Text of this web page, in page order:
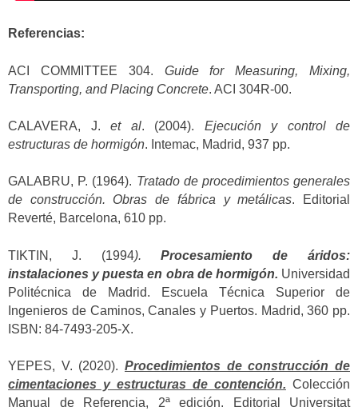
Referencias:
ACI COMMITTEE 304. Guide for Measuring, Mixing,
Transporting, and Placing Concrete. ACI 304R-00.
CALAVERA, J. et al. (2004). Ejecución y control de
estructuras de hormigón. Intemac, Madrid, 937 pp.
GALABRU, P. (1964). Tratado de procedimientos generales
de construcción. Obras de fábrica y metálicas. Editorial
Reverté, Barcelona, 610 pp.
TIKTIN, J. (1994).Procesamiento de áridos:
instalaciones y puesta en obra de hormigón. Universidad
Politécnica de Madrid. Escuela Técnica Superior de
Ingenieros de Caminos, Canales y Puertos. Madrid, 360 pp.
ISBN: 84-7493-205-X.
YEPES, V. (2020). Procedimientos de construcción de
cimentaciones y estructuras de contención. Colección
Manual de Referencia, 2ª edición. Editorial Universitat